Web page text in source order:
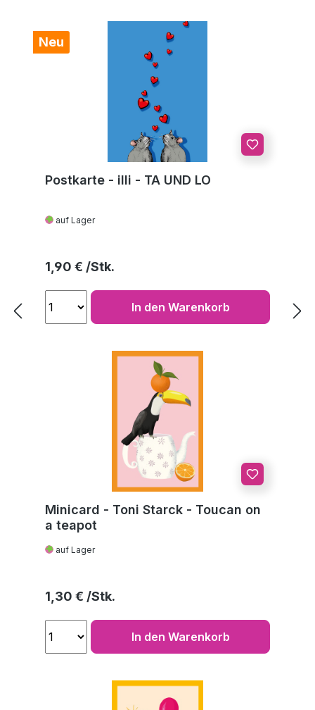
Neu
Postkarte - illi - TA UND LO
auf Lager
Regulärer Preis:
1,90 €
In den Warenkorb
Minicard - Toni Starck - Toucan on
a teapot
auf Lager
Regulärer Preis:
1,30 €
In den Warenkorb